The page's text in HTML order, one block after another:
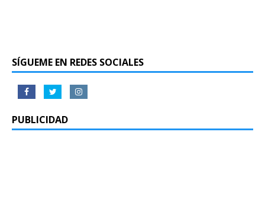
SÍGUEME EN REDES SOCIALES
PUBLICIDAD